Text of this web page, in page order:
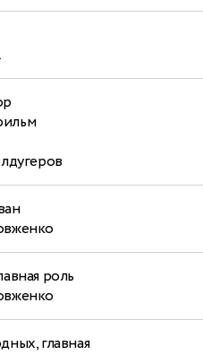
роль
главная